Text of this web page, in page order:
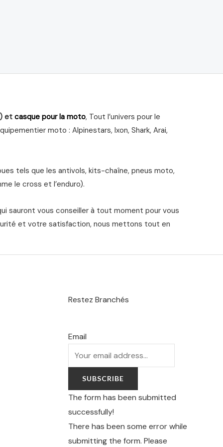
et casque pour la moto, Tout l’univers pour le
moto : Alpinestars, Ixon, Shark, Arai,
tels que les antivols, kits-chaîne, pneus moto,
le cross et l’enduro).
sauront vous conseiller à tout moment pour vous
et votre satisfaction, nous mettons tout en
Restez Branchés
Email
SUBSCRIBE
The form has been submitted
successfully!
There has been some error while
submitting the form. Please